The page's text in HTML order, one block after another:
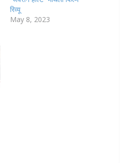
रिव्यू
May 8, 2023